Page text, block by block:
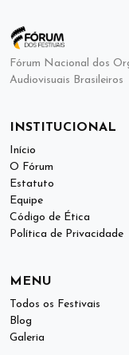
Fórum Nacional dos
Audiovisuais Brasileiros
INSTITUCIONAL
Início
O Fórum
Estatuto
Equipe
Código de Ética
Política de Privacidade
MENU
Todos os Festivais
Blog
Galeria